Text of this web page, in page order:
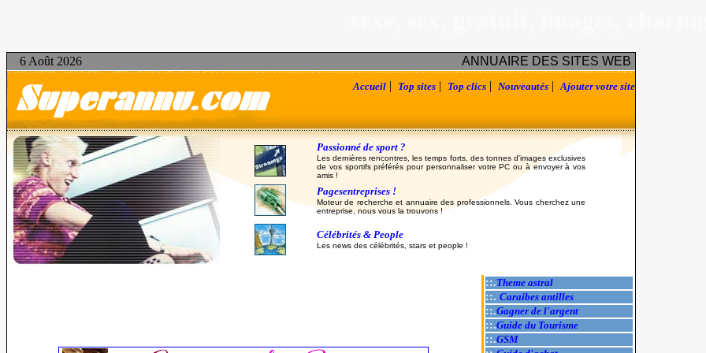
6 Août 2026 ANNUAIRE DES SITES WEB
Accueil | Top sites | Top clics | Nouveautés |Ajouter votre site
Passionné de sport ?
Les dernières rencontres, les temps forts, des tonnes d'images exclusives
de vos sportifs préférés pour personnaliser votre PC ou à envoyer à vos
amis !
Pagesentreprises !
Moteur de recherche et annuaire des professionnels. Vous cherchez une
entreprise, nous vous la trouvons !
Célébrités & People
Les news des célébrités, stars et people !
::.Theme astral
::. Caraibes antilles
::.Gagner de l'argent
::.Guide du Tourisme
::.GSM